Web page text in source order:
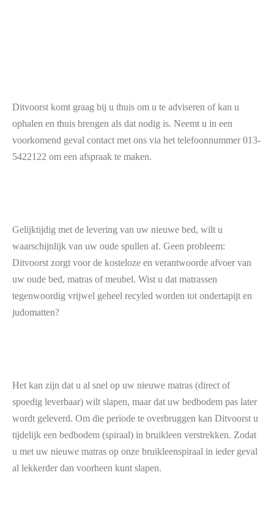
Ditvoorst komt graag bij u thuis om u te adviseren of kan u
ophalen en thuis brengen als dat nodig is. Neemt u in een
voorkomend geval contact met ons via het telefoonnummer 013-
5422122 om een afspraak te maken.
Gelijktijdig met de levering van uw nieuwe bed, wilt u
waarschijnlijk van uw oude spullen af. Geen probleem:
Ditvoorst zorgt voor de kosteloze en verantwoorde afvoer van
uw oude bed, matras of meubel. Wist u dat matrassen
tegenwoordig vrijwel geheel recyled worden tot ondertapijt en
judomatten?
Het kan zijn dat u al snel op uw nieuwe matras (direct of
spoedig leverbaar) wilt slapen, maar dat uw bedbodem pas later
wordt geleverd. Om die periode te overbruggen kan Ditvoorst u
tijdelijk een bedbodem (spiraal) in bruikleen verstrekken. Zodat
u met uw nieuwe matras op onze bruikleenspiraal in ieder geval
al lekkerder dan voorheen kunt slapen.